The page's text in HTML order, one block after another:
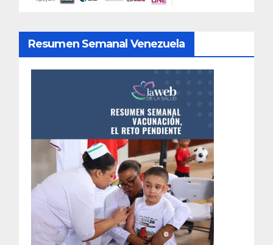
Resumen Semanal Venezuela